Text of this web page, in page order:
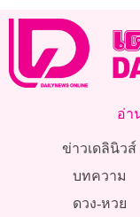
อ่า
ข่าวเดลินิวส์
บทความ
ดวง-หวย